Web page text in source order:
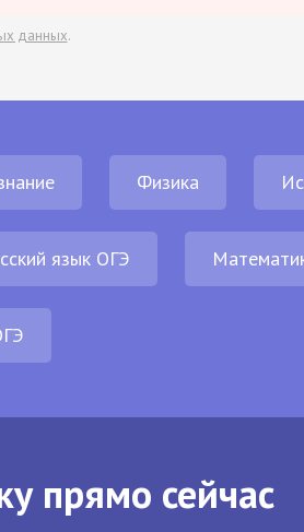
данных.
Физика
язык ОГЭ
прямо сейчас